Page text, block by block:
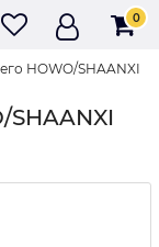
0
HOWO/SHAANXI
SHAANXI